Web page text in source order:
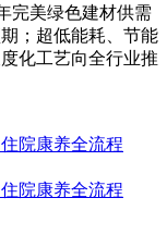
完美绿色建材供需
；超低能耗、节能
化工艺向全行业推
院康养全流程
院康养全流程